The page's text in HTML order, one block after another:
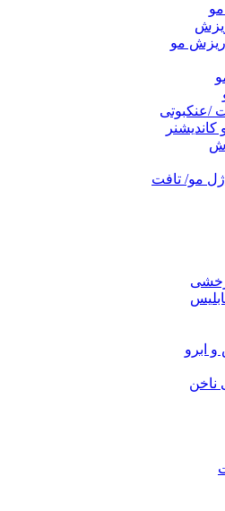
مو
/عنکبوتی
مو/ تافت
ابرو
ناخن